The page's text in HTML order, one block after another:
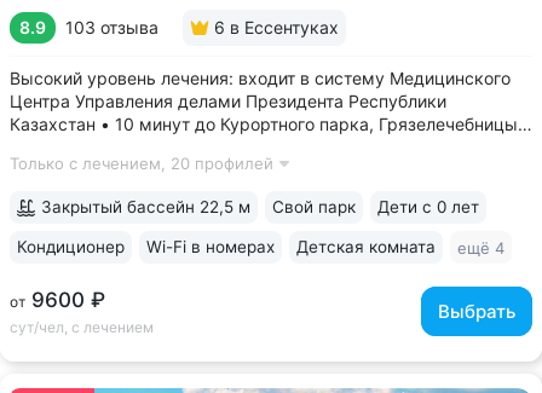
8.9 103 отзыва 6 в Ессентуках
Высокий уровень лечения: входит в систему Медицинского
Центра Управления делами Президента Республики
Казахстан • 10 минут до Курортного парка, Грязелечебницы
и «Ессентуки-Новая» • Санаторий с восточным колоритом
Только с лечением, 20 профилей
от 9600 ₽
сут/чел, с лечением
Выбрать
Закрытый бассейн 22,5 м Свой парк Дети с 0 лет
Кондиционер Wi-Fi в номерах Детская комната ещё 4